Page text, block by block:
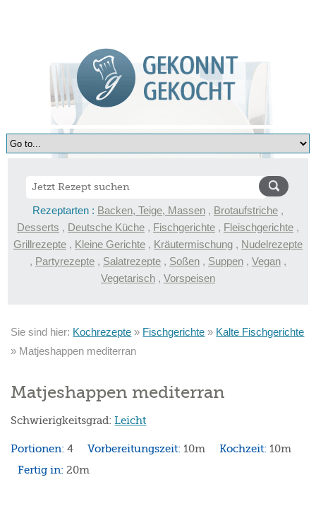
Rezeptarten : Backen, Teige, Massen , Brotaufstriche ,
Desserts , Deutsche Küche , Fischgerichte , Fleischgerichte ,
Grillrezepte , Kleine Gerichte , Kräutermischung , Nudelrezepte
, Partyrezepte , Salatrezepte , Soßen , Suppen , Vegan ,
Vegetarisch , Vorspeisen
Sie sind hier: Kochrezepte » Fischgerichte » Kalte Fischgerichte
» Matjeshappen mediterran
Matjeshappen mediterran
Schwierigkeitsgrad:Leicht
Portionen:4 Vorbereitungszeit:10m Kochzeit:10m
Fertig in:20m